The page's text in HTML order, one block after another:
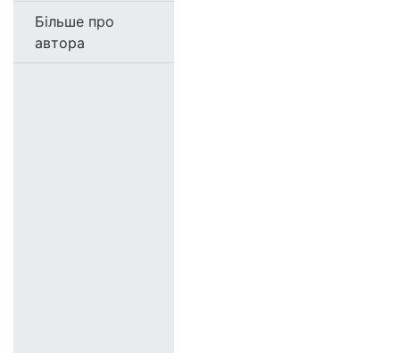
Більше про
автора